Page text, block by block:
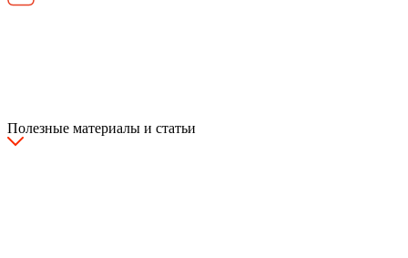
Полезные материалы и статьи